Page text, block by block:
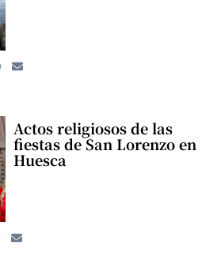
Actos religiosos de las
fiestas de San Lorenzo en
Huesca